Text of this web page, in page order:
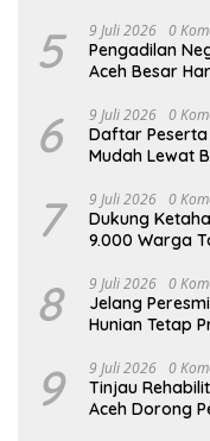
5 9 Juli 2026 0
Pengadilan
Aceh Besar
6 9 Juli 2026 0
Daftar Peserta
Mudah Lewat
7 9 Juli 2026 0
Dukung
9.000 Warga
8 9 Juli 2026 0
Jelang
Hunian Tetap
9 9 Juli 2026 0
Tinjau
Aceh Dorong